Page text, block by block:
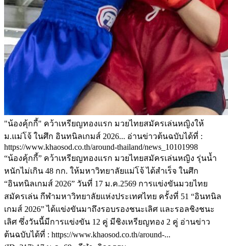
"น้องคุ้กกี้" คว้าเหรียญทองแรก มวยไทยสมัครเล่นหญิงให้
ม.แม่โจ้ ในศึก อินทนิลเกมส์ 2026... อ่านข่าวต้นฉบับได้ที่ :
https://www.khaosod.co.th/around-thailand/news_10101998
“น้องคุ้กกี้” คว้าเหรียญทองแรก มวยไทยสมัครเล่นหญิง รุ่นน้ำ
หนักไม่เกิน 48 กก. ให้มหาวิทยาลัยแม่โจ้ ได้สำเร็จ ในศึก
“อินทนิลเกมส์ 2026” วันที่ 17 ม.ค.2569 การแข่งขันมวยไทย
สมัครเล่น กีฬามหาวิทยาลัยแห่งประเทศไทย ครั้งที่ 51 “อินทนิล
เกมส์ 2026” ได้แข่งขันมาถึงรอบรองชนะเลิศ และรอลชิงชนะ
เลิศ ซึ่งวันนี้มีการแข่งขัน 12 คู่ มีชิงเหรียญทอง 2 คู่ อ่านข่าว
ต้นฉบับได้ที่ : https://www.khaosod.co.th/around-...